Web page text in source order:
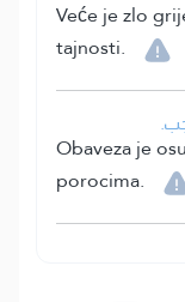
Veće je zlo
tajnosti.
Obaveza je
porocima.